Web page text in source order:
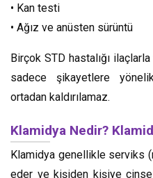
• Kan testi
• Ağız ve anüsten sürüntü
Birçok STD hastalığı
sadece şikayetlere
ortadan kaldırılamaz.
Klamidya Nedir?
Klamidya genellikle serviks
eder ve kişiden kişiye